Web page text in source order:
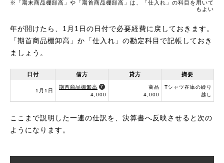
※「期末商品棚卸高」や「期首商品棚卸高」は、「仕入れ」の科目を用いて
もよい
年が開けたら、1月1日の日付で必要経費に戻しておきます。
「期首商品棚卸高」か「仕入れ」の勘定科目で記帳しておき
ましょう。
日付 借方 貸方 摘要
1月1日
期首商品棚卸高
4,000
商品
4,000
Tシャツ在庫の繰り
越し
ここまで説明した一連の仕訳を、決算書へ反映させると次の
ようになります。